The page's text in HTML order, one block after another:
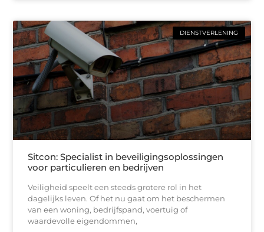
DIENSTVERLENING
Sitcon: Specialist in beveiligingsoplossingen
voor particulieren en bedrijven
Veiligheid speelt een steeds grotere rol in het
dagelijks leven. Of het nu gaat om het beschermen
van een woning, bedrijfspand, voertuig of
waardevolle eigendommen,